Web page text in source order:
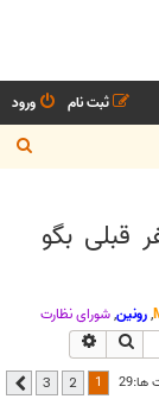
ورود
ثبت نام
ج
س
قبلی بگو
,رونین,شوراي نظارت
جستجو
2
3 بعدی